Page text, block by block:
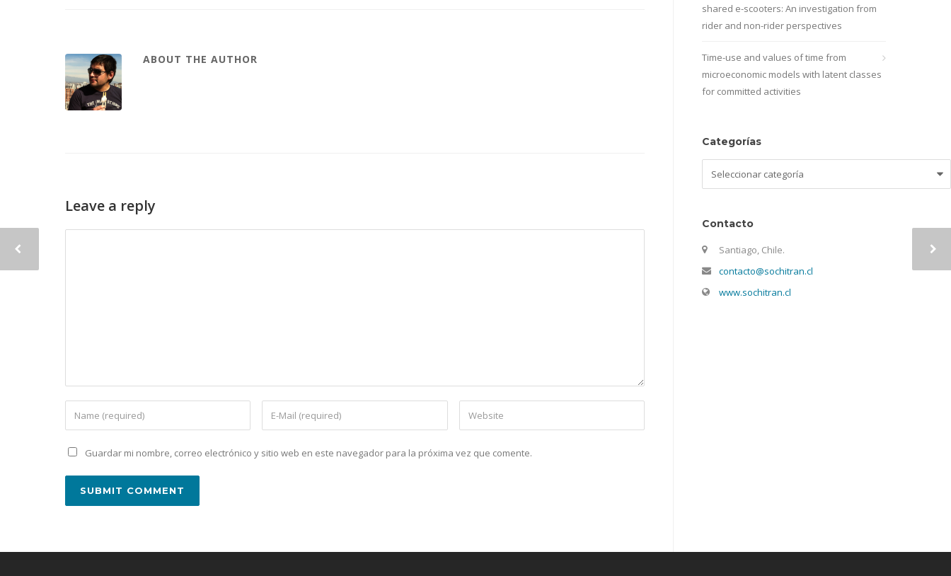
ABOUT THE AUTHOR
Leave a reply
Guardar mi nombre, correo electrónico y sitio web en este navegador para la próxima vez que comente.
shared e-scooters: An investigation from
rider and non-rider perspectives
Time-use and values of time from
microeconomic models with latent classes
for committed activities
Categorías
Contacto
Santiago, Chile.
contacto@sochitran.cl
www.sochitran.cl